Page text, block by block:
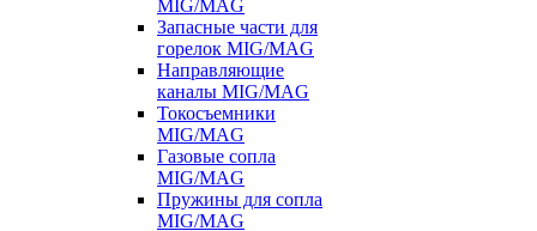
MIG/MAG
Запасные части для
горелок MIG/MAG
Направляющие
каналы MIG/MAG
Токосъемники
MIG/MAG
Газовые сопла
MIG/MAG
Пружины для сопла
MIG/MAG